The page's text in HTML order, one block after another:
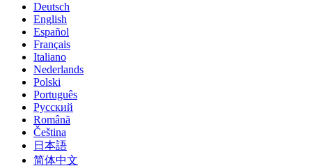
Deutsch
English
Español
Français
Italiano
Nederlands
Polski
Português
Pусский
Română
Čeština
日本語
简体中文